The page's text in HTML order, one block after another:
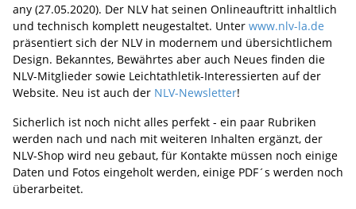
any (27.05.2020). Der NLV hat seinen Onlineauftritt inhaltlich
und technisch komplett neugestaltet. Unter www.nlv-la.de
präsentiert sich der NLV in modernem und übersichtlichem
Design. Bekanntes, Bewährtes aber auch Neues finden die
NLV-Mitglieder sowie Leichtathletik-Interessierten auf der
Website. Neu ist auch der NLV-Newsletter!
Sicherlich ist noch nicht alles perfekt - ein paar Rubriken
werden nach und nach mit weiteren Inhalten ergänzt, der
NLV-Shop wird neu gebaut, für Kontakte müssen noch einige
Daten und Fotos eingeholt werden, einige PDF´s werden noch
überarbeitet.